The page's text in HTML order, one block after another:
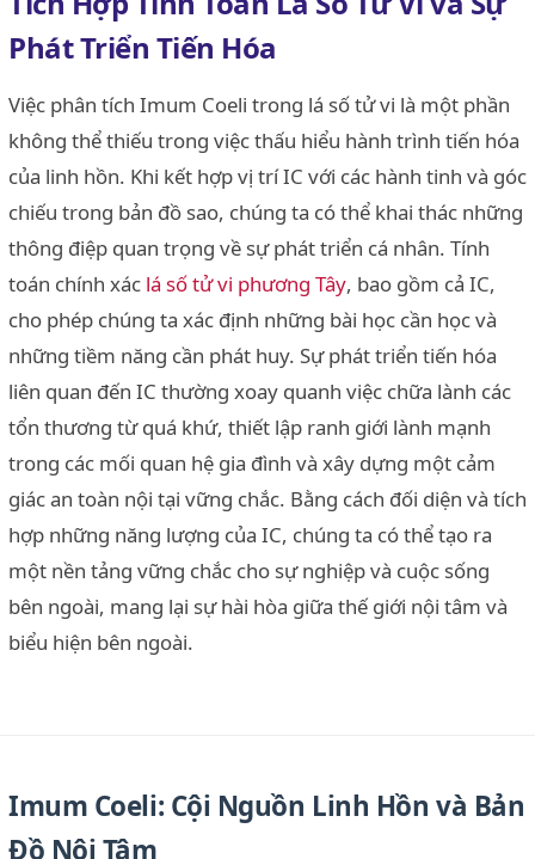
Phát Triển Tiến Hóa
Việc phân tích Imum Coeli trong lá số tử vi là một phần
không thể thiếu trong việc thấu hiểu hành trình tiến hóa
của linh hồn. Khi kết hợp vị trí IC với các hành tinh và góc
chiếu trong bản đồ sao, chúng ta có thể khai thác những
thông điệp quan trọng về sự phát triển cá nhân. Tính
toán chính xác lá số tử vi phương Tây, bao gồm cả IC,
cho phép chúng ta xác định những bài học cần học và
những tiềm năng cần phát huy. Sự phát triển tiến hóa
liên quan đến IC thường xoay quanh việc chữa lành các
tổn thương từ quá khứ, thiết lập ranh giới lành mạnh
trong các mối quan hệ gia đình và xây dựng một cảm
giác an toàn nội tại vững chắc. Bằng cách đối diện và tích
hợp những năng lượng của IC, chúng ta có thể tạo ra
một nền tảng vững chắc cho sự nghiệp và cuộc sống
bên ngoài, mang lại sự hài hòa giữa thế giới nội tâm và
biểu hiện bên ngoài.
Imum Coeli: Cội Nguồn Linh Hồn và Bản
Đồ Nội Tâm